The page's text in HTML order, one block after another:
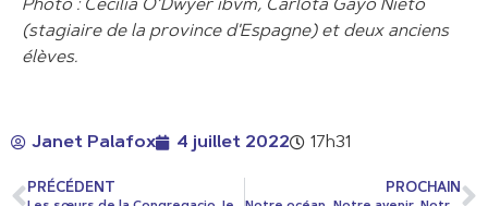
Photo : Cecilia O’Dwyer ibvm, Carlota Gayo Nieto
(stagiaire de la province d'Espagne) et deux anciens
élèves.
Janet Palafox 4 juillet 2022 17h31
PRÉCÉDENT PROCHAIN